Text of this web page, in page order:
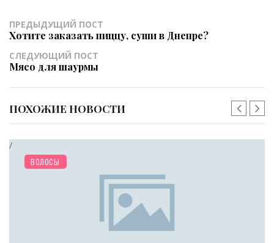
ПРЕДЫДУЩИЙ ПОСТ
Хотите заказать пиццу, суши в Днепре?
СЛЕДУЮЩИЙ ПОСТ
Мясо для шаурмы
ПОХОЖИЕ НОВОСТИ
РАЗНОЕ